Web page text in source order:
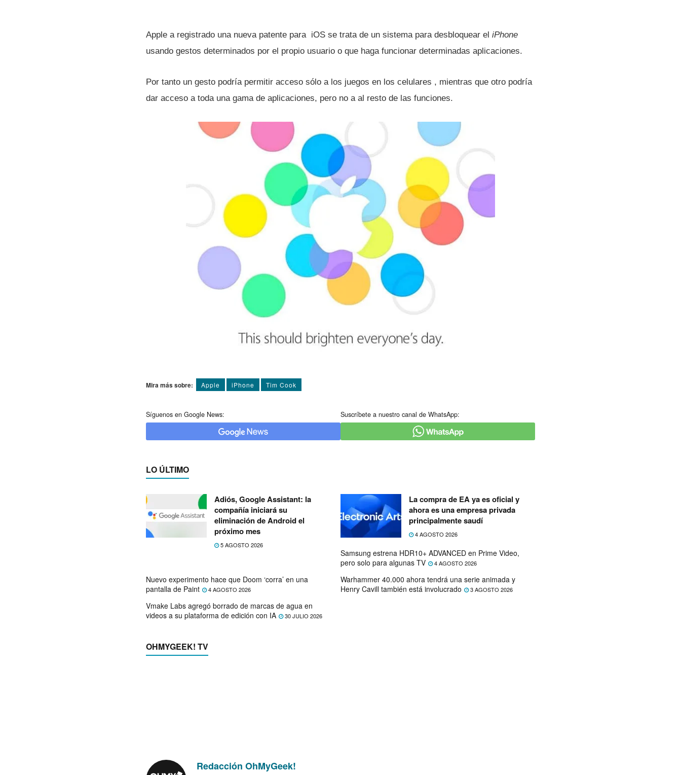
Apple a registrado una nueva patente para iOS se trata de un sistema para desbloquear el iPhone
usando gestos determinados por el propio usuario o que haga funcionar determinadas aplicaciones.
Por tanto un gesto podrí­a permitir acceso sólo a los juegos en los celulares , mientras que otro podrí­a
dar acceso a toda una gama de aplicaciones, pero no a al resto de las funciones.
Mira más sobre: Apple iPhone Tim Cook
Síguenos en Google News: Suscríbete a nuestro canal de WhatsApp:
LO ÚLTIMO
Adiós, Google Assistant: la
compañía iniciará su
eliminación de Android el
próximo mes
5 AGOSTO 2026
La compra de EA ya es oficial y
ahora es una empresa privada
principalmente saudí
4 AGOSTO 2026
Samsung estrena HDR10+ ADVANCED en Prime Video,
pero solo para algunas TV
4 AGOSTO 2026
Nuevo experimento hace que Doom ‘corra’ en una
pantalla de Paint
4 AGOSTO 2026
Warhammer 40.000 ahora tendrá una serie animada y
Henry Cavill también está involucrado
3 AGOSTO 2026
Vmake Labs agregó borrado de marcas de agua en
videos a su plataforma de edición con IA
30 JULIO 2026
OHMYGEEK! TV
Redacción OhMyGeek!